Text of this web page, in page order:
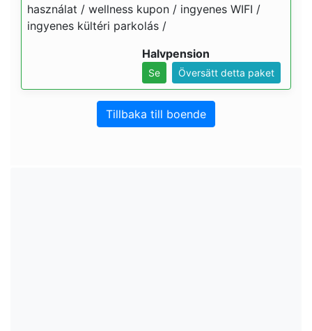
használat / wellness kupon / ingyenes WIFI /
ingyenes kültéri parkolás /
Halvpension
Se Översätt detta paket
Tillbaka till boende